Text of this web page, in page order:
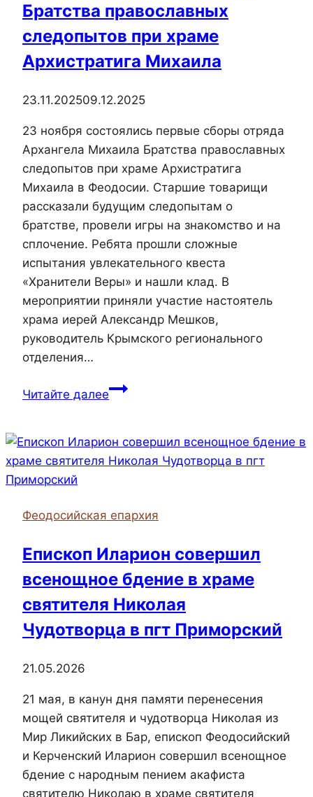
Рождественских
чтений
в
Братства православных
следопытов при храме
Архистратига Михаила
23.11.202509.12.2025
23 ноября состоялись первые сборы отряда
Архангела Михаила Братства православных
следопытов при храме Архистратига
Михаила в Феодосии. Старшие товарищи
рассказали будущим следопытам о
братстве, провели игры на знакомство и на
сплочение. Ребята прошли сложные
испытания увлекательного квеста
«Хранители Веры» и нашли клад. В
мероприятии приняли участие настоятель
храма иерей Александр Мешков,
руководитель Крымского регионального
отделения…
Читайте далееСостоялись
отряда
Архангела
православных
при
храме
Архистратига
Михаила
Феодосийская епархия
Епископ Иларион совершил
всенощное бдение в храме
святителя Николая
Чудотворца в пгт Приморский
21.05.2026
21 мая, в канун дня памяти перенесения
мощей святителя и чудотворца Николая из
Мир Ликийских в Бар, епископ Феодосийский
и Керченский Иларион совершил всенощное
бдение с народным пением акафиста
святителю Николаю в храме святителя